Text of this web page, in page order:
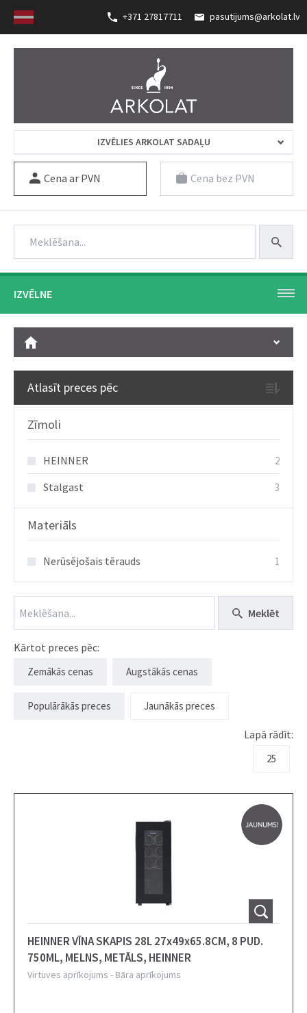
+371 27817711 pasutijums@arkolat.lv
IZVĒLIES ARKOLAT SADAĻU
Cena ar PVN Cena bez PVN
IZVĒLNE
Atlasīt preces pēc
Zīmoli
HEINNER 2
Stalgast 3
Materiāls
Nerūsējošais tērauds 1
Meklēt
Kārtot preces pēc:
Zemākās cenas Augstākās cenas
Populārākās preces Jaunākās preces
Lapā rādīt:
25
HEINNER VĪNA SKAPIS 28L 27x49x65.8CM, 8 PUD.
750ML, MELNS, METĀLS, HEINNER
Virtuves aprīkojums - Bāra aprīkojums